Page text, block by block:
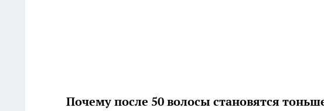
Почему после 50 волосы становятся